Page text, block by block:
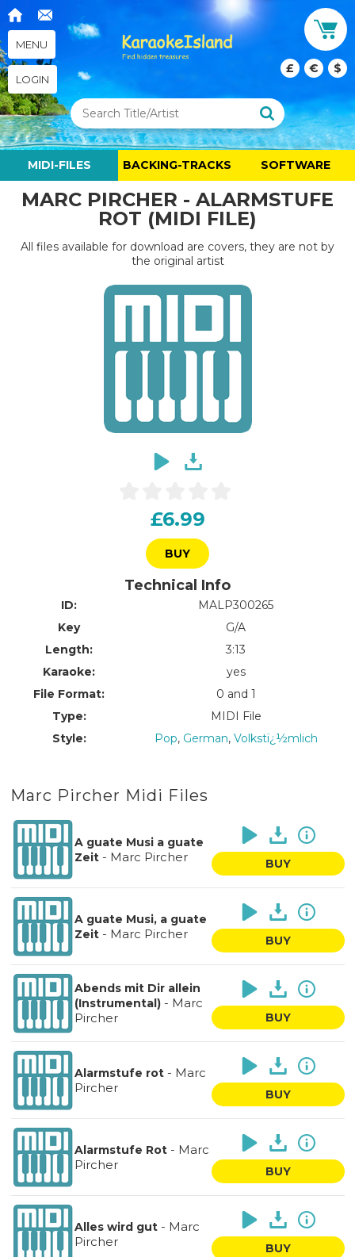
MENU
LOGIN
£ € $
MIDI-FILES BACKING-TRACKS SOFTWARE
MARC PIRCHER - ALARMSTUFE
ROT (MIDI FILE)
All files available for download are covers, they are not by
the original artist
£6.99
BUY
Technical Info
ID:
MALP300265
Key
G/A
Length:
3:13
Karaoke:
yes
File Format:
0 and 1
Type:
MIDI File
Style:
Pop, German, Volkstï¿½mlich
Marc Pircher Midi Files
A guate Musi a guate
Zeit- Marc Pircher BUY
A guate Musi, a guate
Zeit- Marc Pircher BUY
Abends mit Dir allein
(Instrumental)- Marc
Pircher
BUY
Alarmstufe rot- Marc
Pircher
BUY
Alarmstufe Rot- Marc
Pircher
BUY
Alles wird gut- Marc
Pircher
BUY